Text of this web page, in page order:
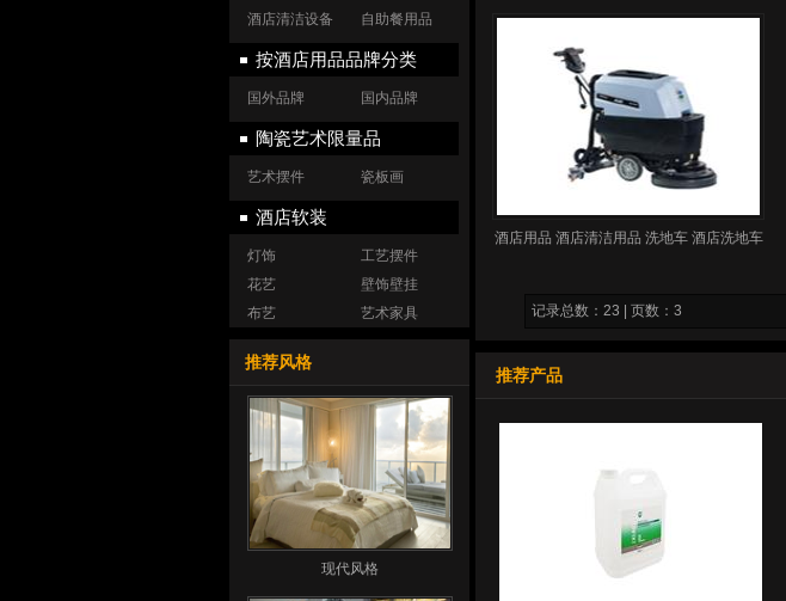
地车
酒店用品 酒店清洁用品 洗地车 酒店洗地车
记录总数：23 | 页数：3
推荐产品
酒店清洁设备
自助餐用品
按酒店用品品牌分类
国外品牌 国内品牌
陶瓷艺术限量品
艺术摆件 瓷板画
酒店软装
灯饰
工艺摆件
花艺
壁饰壁挂
布艺
艺术家具
推荐风格
现代风格